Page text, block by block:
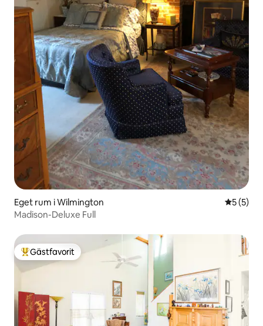
Eget rum i Wilmington 5 av 5 i
5 (5)
Madison-Deluxe Full
Populär gästfavorit
Gästfavorit